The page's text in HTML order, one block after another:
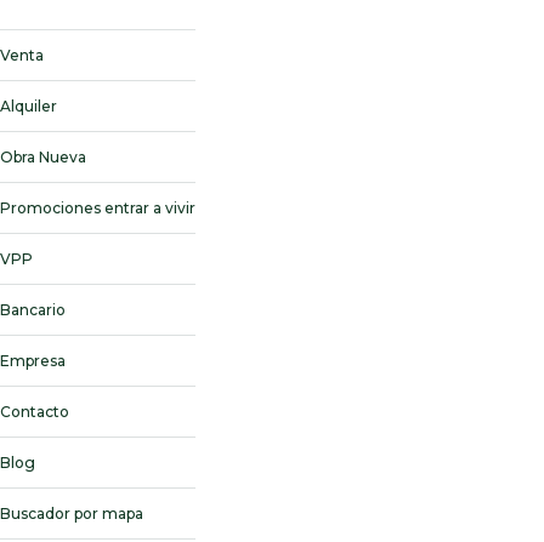
Venta
Alquiler
Obra Nueva
Promociones entrar a vivir
VPP
Bancario
Empresa
Contacto
Blog
Buscador por mapa